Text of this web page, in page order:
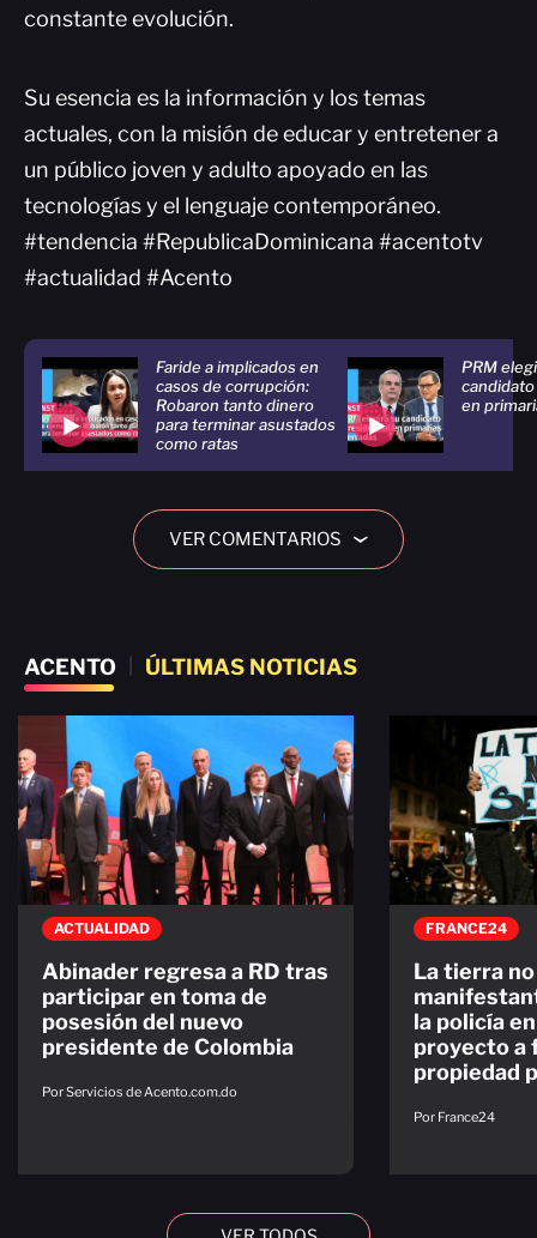
constante evolución.
Su esencia es la información y los temas
actuales, con la misión de educar y entretener a
un público joven y adulto apoyado en las
tecnologías y el lenguaje contemporáneo.
#tendencia #RepublicaDominicana #acentotv
#actualidad #Acento
Faride a implicados en
casos de corrupción:
Robaron tanto dinero
para terminar asustados
como ratas
PRM
en
VER COMENTARIOS ›
ACENTO ÚLTIMAS NOTICIAS
ACTUALIDAD
Abinader regresa a RD tras
participar en toma de
posesión del nuevo
presidente de Colombia
Por Servicios de Acento.com.do
FRANCE24
La tierra
la policía
proyecto a
propiedad
Por France24